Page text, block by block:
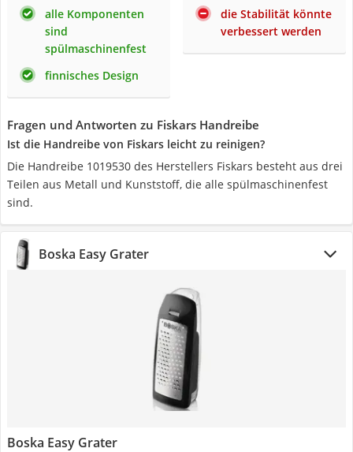
alle Komponenten
sind
spülmaschinenfest
finnisches Design
die Stabilität könnte
verbessert werden
Fragen und Antworten zu Fiskars Handreibe
Ist die Handreibe von Fiskars leicht zu reinigen?
Die Handreibe 1019530 des Herstellers Fiskars besteht aus drei
Teilen aus Metall und Kunststoff, die alle spülmaschinenfest
sind.
Boska Easy Grater
Boska Easy Grater